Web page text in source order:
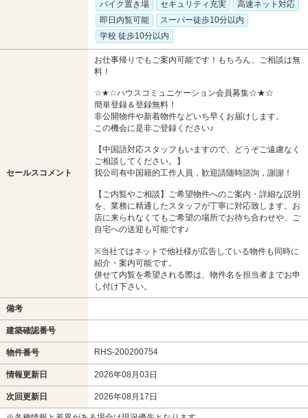
バイク置き場
セキュリティ充実
高速ネット対応
即日内覧可能
スーパー徒歩10分以内
学校 徒歩10分以内
セールスコメント
お仕事帰りでもご案内可能です！もちろん、ご相談は無
料！
☆★☆ハウスコミュニケーション会員募集☆★☆
簡単登録＆登録無料！
非公開物件や新着物件などいち早くお届けします。
この機会に是非ご登録ください♪
【中国語対応スタッフもいますので、どうぞご遠慮なく
ご相談してください。】
我公司有中国籍的工作人員，歓迎請随時諮詢，謝謝！
【ご内覧やご相談】ご希望物件へのご案内・詳細な説明
を、業務に精通したスタッフが丁寧に対応致します。お
店に来られなくてもご希望の場所でお待ち合わせや、ご
自宅への送迎も可能です♪
※当社ではネットで他社様が広告している物件も同時に
紹介・案内可能です。
併せて内覧を希望される際は、物件名を担当者までお申
し付け下さい。
備考
建築確認番号
物件番号 RHS-200200754
情報更新日 2026年08月03日
次回更新日 2026年08月17日